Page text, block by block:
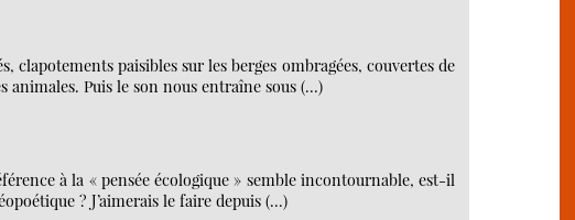
clapotements paisibles sur les berges ombragées, couvertes de
animales. Puis le son nous entraîne sous (…)
à la « pensée écologique » semble incontournable, est-il
? J’aimerais le faire depuis (…)